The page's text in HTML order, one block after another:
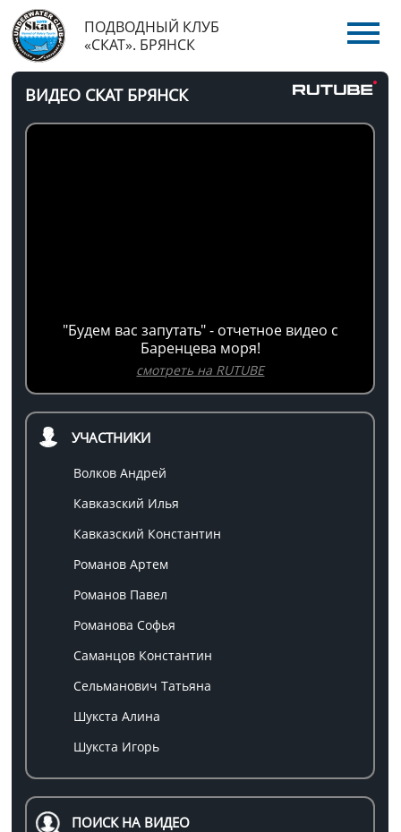
ПОДВОДНЫЙ КЛУБ
«СКАТ». БРЯНСК
ВИДЕО СКАТ БРЯНСК
"Будем вас запутать" - отчетное видео с
Баренцева моря!
смотреть на RUTUBE
УЧАСТНИКИ
Волков Андрей
Кавказский Илья
Кавказский Константин
Романов Артем
Романов Павел
Романова Софья
Саманцов Константин
Сельманович Татьяна
Шукста Алина
Шукста Игорь
ПОИСК НА ВИДЕО